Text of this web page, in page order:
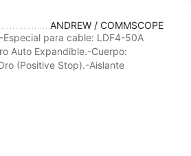
ANDREW / COMMSCOPE
para cable: LDF4-50A
Auto Expandible.-Cuerpo:
(Positive Stop).-Aislante